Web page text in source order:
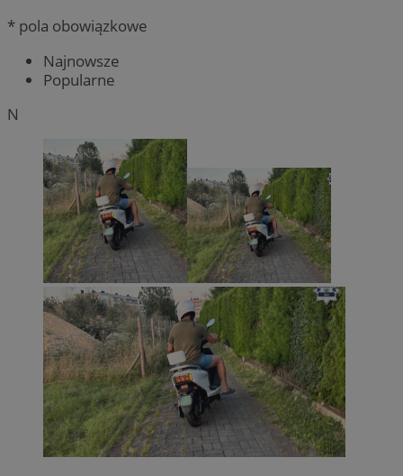
* pola obowiązkowe
Najnowsze
Popularne
N